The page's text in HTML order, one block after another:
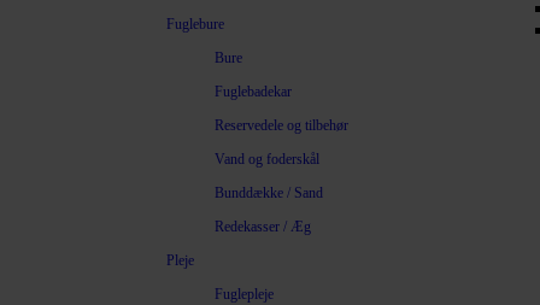
Fuglebure
Bure
Fuglebadekar
Reservedele og tilbehør
Vand og foderskål
Bunddække / Sand
Redekasser / Æg
Pleje
Fuglepleje